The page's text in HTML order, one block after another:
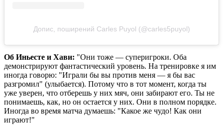
Допис, поширений Carles Puyol (@carles5puyol)
Об Иньесте и Хави: "Они тоже — суперигроки. Оба
демонстрируют фантастический уровень. На тренировке я им
иногда говорю: "Играли бы вы против меня — я бы вас
разгромил" (улыбается). Потому что в тот момент, когда ты
уже уверен, что отберешь у них мяч, они забирают его. Ты не
понимаешь, как, но он остается у них. Они в полном порядке.
Иногда во время матча думаешь: "Какое же чудо! Как они
играют!"